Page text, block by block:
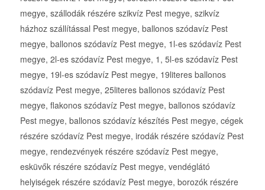
megye, szállodák részére szikvíz Pest megye, szikvíz
házhoz szállítással Pest megye, ballonos szódavíz Pest
megye, ballonos szódavíz Pest megye, 1l-es szódavíz Pest
megye, 2l-es szódavíz Pest megye, 1, 5l-es szódavíz Pest
megye, 19l-es szódavíz Pest megye, 19literes ballonos
szódavíz Pest megye, 25literes ballonos szódavíz Pest
megye, flakonos szódavíz Pest megye, ballonos szódavíz
Pest megye, ballonos szódavíz készítés Pest megye, cégek
részére szódavíz Pest megye, irodák részére szódavíz Pest
megye, rendezvények részére szódavíz Pest megye,
esküvők részére szódavíz Pest megye, vendéglátó
helyiségek részére szódavíz Pest megye, borozók részére